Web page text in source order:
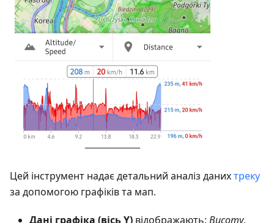
Цей інструмент надає детальний аналіз данихтреку
за допомогою графіків та мап.
Дані графіка (вісь Y) відображають: Висоту,